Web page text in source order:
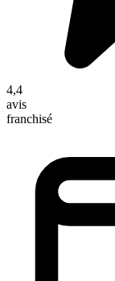
4,4
avis
franchisé